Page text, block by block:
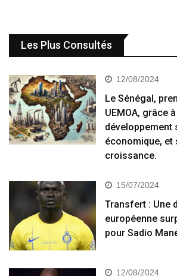
Les Plus Consultés
12/08/2024
Le Sénégal,
UEMOA, grâce
développement
économique, et
croissance.
15/07/2024
Transfert : Une
européenne
pour Sadio
12/08/2024